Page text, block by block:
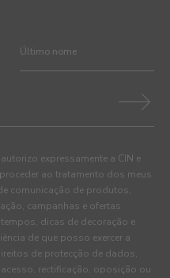
expressamente a CIN e
ao tratamento dos meus
comunicação de produtos,
campanhas e ofertas
dicas de decoração e
de que posso exercer a
de protecção de dados,
rectificação, oposição ou